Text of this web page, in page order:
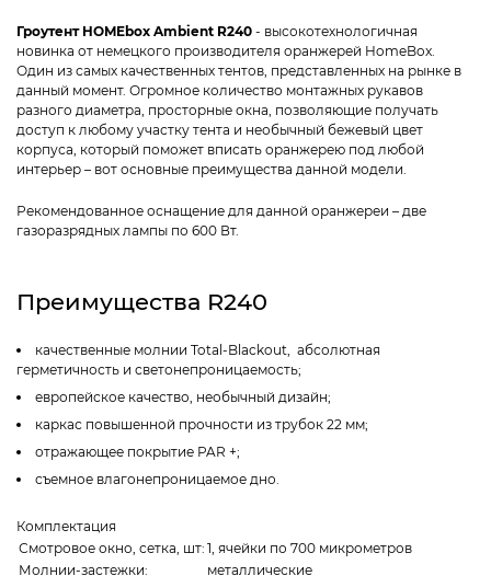
Гроутент HOMEbox Ambient R240 - высокотехнологичная
новинка от немецкого производителя оранжерей HomeBox.
Один из самых качественных тентов, представленных на рынке в
данный момент. Огромное количество монтажных рукавов
разного диаметра, просторные окна, позволяющие получать
доступ к любому участку тента и необычный бежевый цвет
корпуса, который поможет вписать оранжерею под любой
интерьер – вот основные преимущества данной модели.
Рекомендованное оснащение для данной оранжереи – две
газоразрядных лампы по 600 Вт.
Преимущества R240
качественные молнии Total-Blackout, абсолютная
герметичность и светонепроницаемость;
европейское качество, необычный дизайн;
каркас повышенной прочности из трубок 22 мм;
отражающее покрытие PAR +;
съемное влагонепроницаемое дно.
Комплектация
Смотровое окно, сетка, шт: 1, ячейки по 700 микрометров
Молнии-застежки: металлические